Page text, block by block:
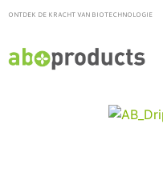
ONTDEK DE KRACHT VAN BIOTECHNOLOGIE